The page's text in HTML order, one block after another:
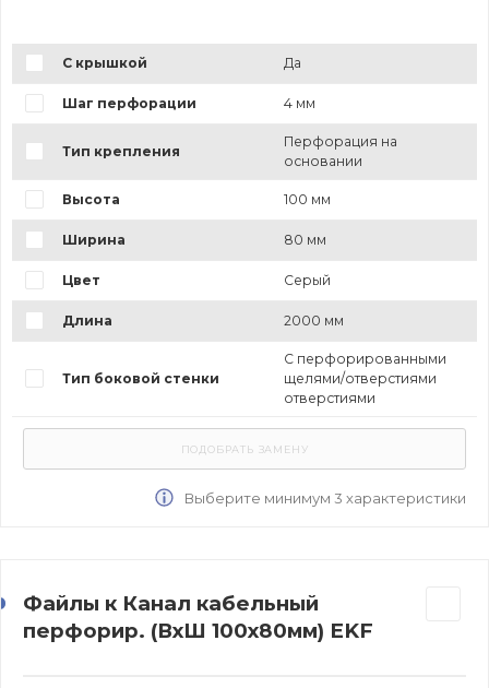
С крышкой Да
Шаг перфорации 4 мм
Тип крепления
Перфорация на
основании
Высота 100 мм
Ширина 80 мм
Цвет Серый
Длина 2000 мм
Тип боковой стенки
С перфорированными
щелями/отверстиями
отверстиями
Выберите минимум 3 характеристики
Файлы к Канал кабельный
перфорир. (ВхШ 100х80мм) EKF